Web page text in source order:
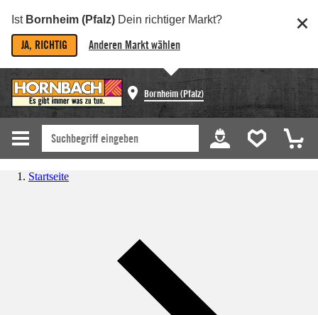
Ist Bornheim (Pfalz) Dein richtiger Markt?
JA, RICHTIG Anderen Markt wählen
Bornheim (Pfalz)
Startseite